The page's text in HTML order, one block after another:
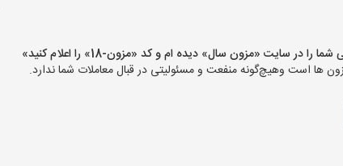
سایت «مزون سال» دیده ام و کد «مزون-18» را اعلام کنید»
ها است وهیچ‌گونه منفعت و مسئولیتی در قبال معاملات شما ندارد.